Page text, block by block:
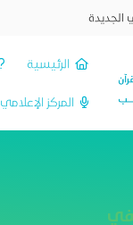
الجديدة
الرئيسية
المركز الإعلامي